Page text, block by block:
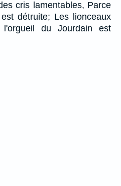
cris lamentables, Parce
détruite; Les lionceaux
du Jourdain est